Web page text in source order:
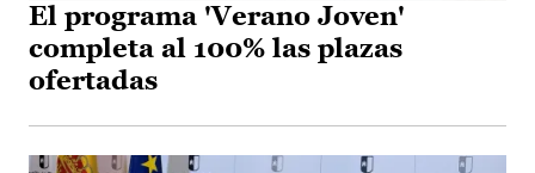
El programa 'Verano Joven'
completa al 100% las plazas
ofertadas